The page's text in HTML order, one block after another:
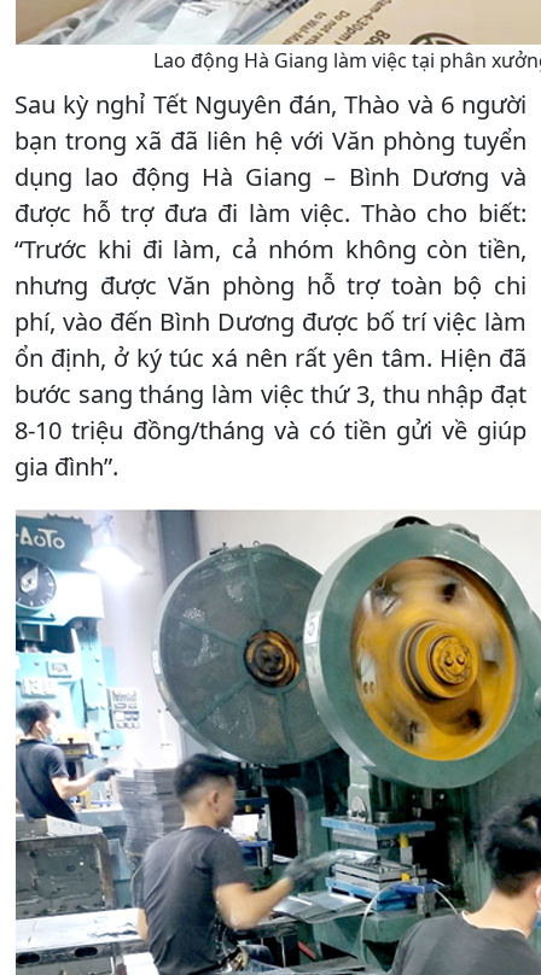
Lao động Hà Giang làm việc tại phân
Sau kỳ nghỉ Tết Nguyên đán, Thào và 6 người
bạn trong xã đã liên hệ với Văn phòng tuyển
dụng lao động Hà Giang – Bình Dương và
được hỗ trợ đưa đi làm việc. Thào cho biết:
“Trước khi đi làm, cả nhóm không còn tiền,
nhưng được Văn phòng hỗ trợ toàn bộ chi
phí, vào đến Bình Dương được bố trí việc làm
ổn định, ở ký túc xá nên rất yên tâm. Hiện đã
bước sang tháng làm việc thứ 3, thu nhập đạt
8-10 triệu đồng/tháng và có tiền gửi về giúp
gia đình”.